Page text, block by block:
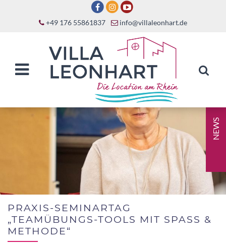
+49 176 55861837 info@villaleonhart.de
NEWS
PRAXIS-SEMINARTAG
„TEAMÜBUNGS-TOOLS MIT SPASS & M
ETHODE“